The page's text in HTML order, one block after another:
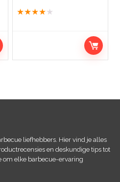
★★★★ ★
liefhebbers. Hier vind je alles
en deskundige tips tot
om elke barbecue-ervaring